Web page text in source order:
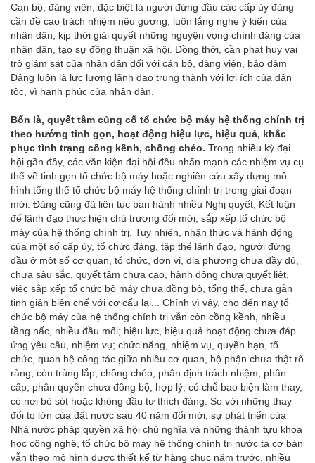
Cán bộ, đảng viên, đặc biệt là người đứng đầu các cấp ủy đảng
cần đề cao trách nhiệm nêu gương, luôn lắng nghe ý kiến của
nhân dân, kịp thời giải quyết những nguyện vọng chính đáng của
nhân dân, tạo sự đồng thuận xã hội. Đồng thời, cần phát huy vai
trò giám sát của nhân dân đối với cán bộ, đảng viên, bảo đảm
Đảng luôn là lực lượng lãnh đạo trung thành với lợi ích của dân
tộc, vì hạnh phúc của nhân dân.
Bốn là, quyết tâm củng cố tổ chức bộ máy hệ thống chính trị
theo hướng tinh gọn, hoạt động hiệu lực, hiệu quả, khắc
phục tình trạng cồng kềnh, chồng chéo. Trong nhiều kỳ đại
hội gần đây, các văn kiện đại hội đều nhấn mạnh các nhiệm vụ cụ
thể về tinh gọn tổ chức bộ máy hoặc nghiên cứu xây dựng mô
hình tổng thể tổ chức bộ máy hệ thống chính trị trong giai đoạn
mới. Đảng cũng đã liên tục ban hành nhiều Nghị quyết, Kết luận
để lãnh đạo thực hiện chủ trương đổi mới, sắp xếp tổ chức bộ
máy của hệ thống chính trị. Tuy nhiên, nhận thức và hành động
của một số cấp ủy, tổ chức đảng, tập thể lãnh đạo, người đứng
đầu ở một số cơ quan, tổ chức, đơn vị, địa phương chưa đầy đủ,
chưa sâu sắc, quyết tâm chưa cao, hành động chưa quyết liệt,
việc sắp xếp tổ chức bộ máy chưa đồng bộ, tổng thể, chưa gắn
tinh giản biên chế với cơ cấu lại... Chính vì vậy, cho đến nay tổ
chức bộ máy của hệ thống chính trị vẫn còn cồng kềnh, nhiều
tầng nấc, nhiều đầu mối; hiệu lực, hiệu quả hoạt động chưa đáp
ứng yêu cầu, nhiệm vụ; chức năng, nhiệm vụ, quyền hạn, tổ
chức, quan hệ công tác giữa nhiều cơ quan, bộ phận chưa thật rõ
ràng, còn trùng lắp, chồng chéo; phân định trách nhiệm, phân
cấp, phân quyền chưa đồng bộ, hợp lý, có chỗ bao biện làm thay,
có nơi bỏ sót hoặc không đầu tư thích đáng. So với những thay
đổi to lớn của đất nước sau 40 năm đổi mới, sự phát triển của
Nhà nước pháp quyền xã hội chủ nghĩa và những thành tựu khoa
học công nghệ, tổ chức bộ máy hệ thống chính trị nước ta cơ bản
vẫn theo mô hình được thiết kế từ hàng chục năm trước, nhiều